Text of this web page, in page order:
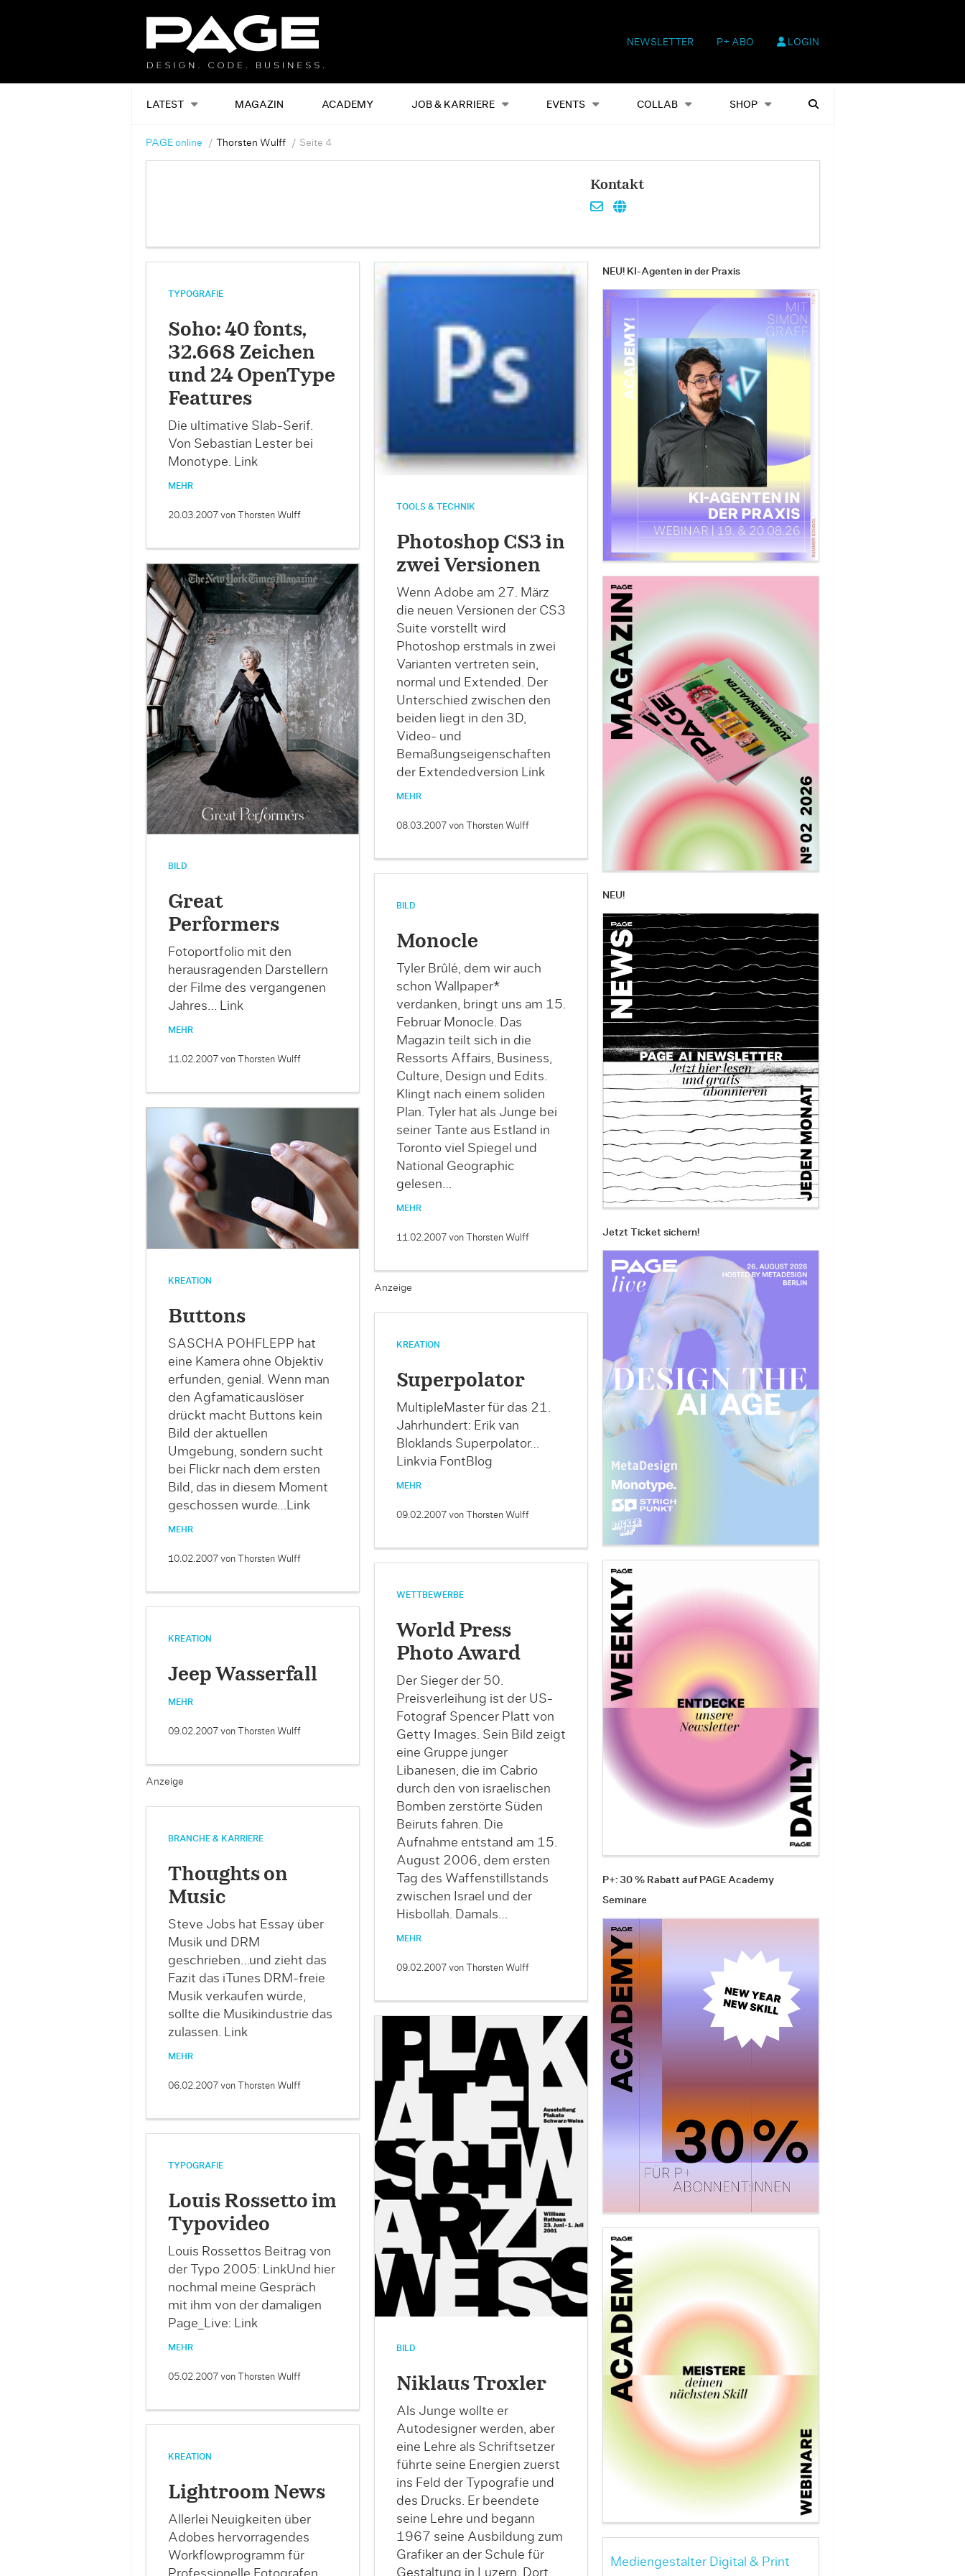
NEWSLETTER P+ ABO LOGIN
LATEST MAGAZIN ACADEMY JOB & KARRIERE EVENTS COLLAB SHOP
Alles Events Shop Heftausgaben Suchen
PAGE online Thorsten Wulff Seite 4
Kontakt
TYPOGRAFIE
Soho: 40 fonts,
32.668 Zeichen
und 24 OpenType
Features
Die ultimative Slab-Serif.
Von Sebastian Lester bei
Monotype. Link
MEHR
20.03.2007 von Thorsten Wulff
TOOLS & TECHNIK
Photoshop CS3 in
zwei Versionen
Wenn Adobe am 27. März
die neuen Versionen der CS3
Suite vorstellt wird
Photoshop erstmals in zwei
Varianten vertreten sein,
normal und Extended. Der
Unterschied zwischen den
beiden liegt in den 3D,
Video- und
Bemaßungseigenschaften
der Extendedversion Link
MEHR
08.03.2007 von Thorsten Wulff
BILD
Monocle
Tyler Brûlé, dem wir auch
schon Wallpaper*
verdanken, bringt uns am 15.
Februar Monocle. Das
Magazin teilt sich in die
Ressorts Affairs, Business,
Culture, Design und Edits.
Klingt nach einem soliden
Plan. Tyler hat als Junge bei
seiner Tante aus Estland in
Toronto viel Spiegel und
National Geographic
gelesen…
MEHR
11.02.2007 von Thorsten Wulff
BILD
Great
Performers
Fotoportfolio mit den
herausragenden Darstellern
der Filme des vergangenen
Jahres… Link
MEHR
11.02.2007 von Thorsten Wulff
Anzeige
KREATION
Buttons
SASCHA POHFLEPP hat
eine Kamera ohne Objektiv
erfunden, genial. Wenn man
den Agfamaticauslöser
drückt macht Buttons kein
Bild der aktuellen
Umgebung, sondern sucht
bei Flickr nach dem ersten
Bild, das in diesem Moment
geschossen wurde…Link
MEHR
10.02.2007 von Thorsten Wulff
KREATION
Superpolator
MultipleMaster für das 21.
Jahrhundert: Erik van
Bloklands Superpolator…
Linkvia FontBlog
MEHR
09.02.2007 von Thorsten Wulff
KREATION
Jeep Wasserfall
MEHR
09.02.2007 von Thorsten Wulff
WETTBEWERBE
World Press
Photo Award
Der Sieger der 50.
Preisverleihung ist der US-
Fotograf Spencer Platt von
Getty Images. Sein Bild zeigt
eine Gruppe junger
Libanesen, die im Cabrio
durch den von israelischen
Bomben zerstörte Süden
Beiruts fahren. Die
Aufnahme entstand am 15.
August 2006, dem ersten
Tag des Waffenstillstands
zwischen Israel und der
Hisbollah. Damals…
MEHR
09.02.2007 von Thorsten Wulff
Anzeige
BILD
Niklaus Troxler
Als Junge wollte er
Autodesigner werden, aber
eine Lehre als Schriftsetzer
führte seine Energien zuerst
ins Feld der Typografie und
des Drucks. Er beendete
seine Lehre und begann
1967 seine Ausbildung zum
Grafiker an der Schule für
Gestaltung in Luzern. Dort
BRANCHE & KARRIERE
Thoughts on
Music
Steve Jobs hat Essay über
Musik und DRM
geschrieben…und zieht das
Fazit das iTunes DRM-freie
Musik verkaufen würde,
sollte die Musikindustrie das
zulassen. Link
MEHR
06.02.2007 von Thorsten Wulff
TYPOGRAFIE
Louis Rossetto im
Typovideo
Louis Rossettos Beitrag von
der Typo 2005: LinkUnd hier
nochmal meine Gespräch
mit ihm von der damaligen
Page_Live: Link
MEHR
05.02.2007 von Thorsten Wulff
KREATION
Lightroom News
Allerlei Neuigkeiten über
Adobes hervorragendes
Workflowprogramm für
NEU! KI-Agenten in der Praxis
NEU!
Jetzt Ticket sichern!
P+: 30 % Rabatt auf PAGE Academy
Seminare
Mediengestalter Digital & Print